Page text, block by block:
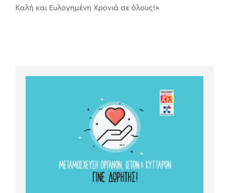
Καλή και Ευλογημένη Χρονιά σε όλους!»